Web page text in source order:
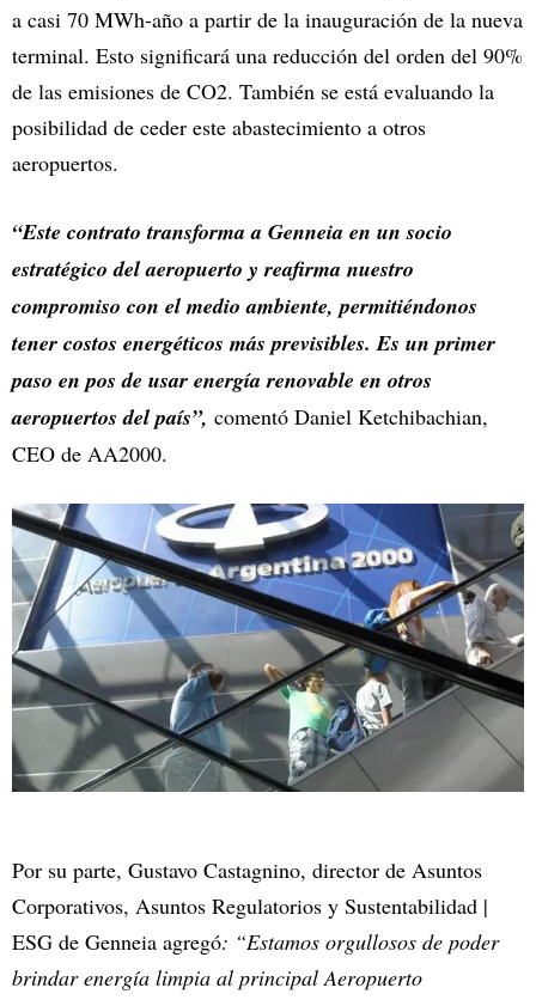
a casi 70 MWh-año a partir de la inauguración de la nueva
terminal. Esto significará una reducción del orden del 90%
de las emisiones de CO2. También se está evaluando la
posibilidad de ceder este abastecimiento a otros
aeropuertos.
“Este contrato transforma a Genneia en un socio
estratégico del aeropuerto y reafirma nuestro
compromiso con el medio ambiente, permitiéndonos
tener costos energéticos más previsibles. Es un primer
paso en pos de usar energía renovable en otros
aeropuertos del país”, comentó Daniel Ketchibachian,
CEO de AA2000.
Por su parte, Gustavo Castagnino, director de Asuntos
Corporativos, Asuntos Regulatorios y Sustentabilidad |
ESG de Genneia agregó: “Estamos orgullosos de poder
brindar energía limpia al principal Aeropuerto